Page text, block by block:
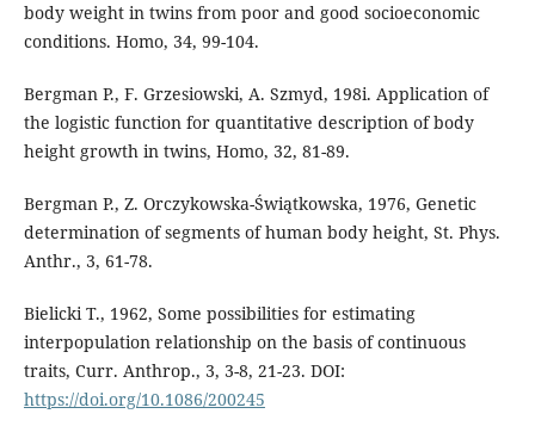
body weight in twins from poor and good socioeconomic
conditions. Homo, 34, 99-104.
Bergman P., F. Grzesiowski, A. Szmyd, 198i. Application of
the logistic function for quantitative description of body
height growth in twins, Homo, 32, 81-89.
Bergman P., Z. Orczykowska-Świątkowska, 1976, Genetic
determination of segments of human body height, St. Phys.
Anthr., 3, 61-78.
Bielicki T., 1962, Some possibilities for estimating
interpopulation relationship on the basis of continuous
traits, Curr. Anthrop., 3, 3-8, 21-23. DOI:
https://doi.org/10.1086/200245